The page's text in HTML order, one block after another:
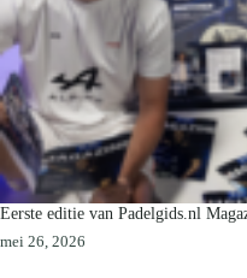
Eerste editie van Padelgids.nl
mei 26, 2026